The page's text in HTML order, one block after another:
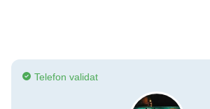
Telefon validat